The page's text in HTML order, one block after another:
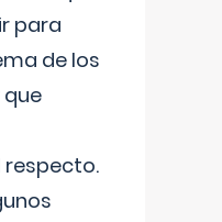
para
de los